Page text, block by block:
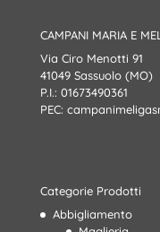
CAMPANI MARIA E
Via Ciro Menotti 91
41049 Sassuolo (MO)
P.I.: 01673490361
PEC:
Categorie Prodotti
Abbigliamento